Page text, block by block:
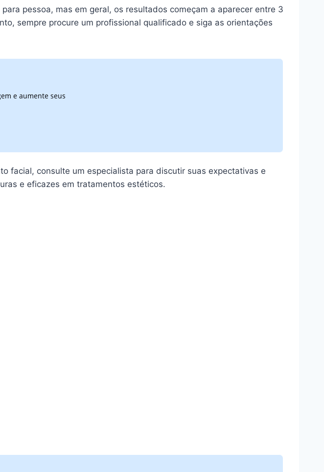
pessoa, mas em geral, os resultados começam a aparecer entre 3
sempre procure um profissional qualificado e siga as orientações
e aumente seus
facial, consulte um especialista para discutir suas expectativas e
e eficazes em tratamentos estéticos.